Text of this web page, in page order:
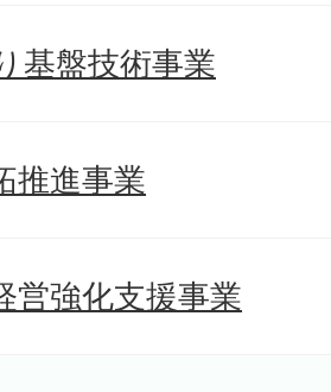
基盤技術事業
推進事業
営強化支援事業